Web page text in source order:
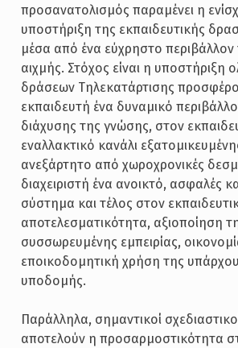
προσανατολισμός παραμένει η
υποστήριξη της εκπαιδευτικής
μέσα από ένα εύχρηστο περιβάλλον
αιχμής. Στόχος είναι η υποστήριξη
δράσεων Τηλεκατάρτισης
εκπαιδευτή ένα δυναμικό
διάχυσης της γνώσης, στον
εναλλακτικό κανάλι
ανεξάρτητο από χωροχρονικές
διαχειριστή ένα ανοικτό, ασφαλές
σύστημα και τέλος στον
αποτελεσματικότητα, αξιοποίηση
συσσωρευμένης εμπειρίας,
εποικοδομητική χρήση της
υποδομής.
Παράλληλα, σημαντικοί
αποτελούν η προσαρμοστικότητα